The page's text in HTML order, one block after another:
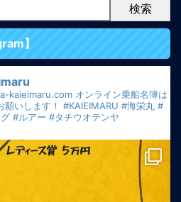
検索
】
kaieimaru.com オンライン乗船名簿は
いします！ #KAIEIMARU #海栄丸 #
#ルアー #タチウオテンヤ